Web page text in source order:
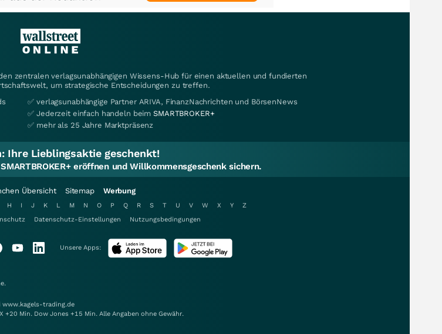
zentralen verlagsunabhängigen Wissens-Hub für einen aktuellen und fundierten
um strategische Entscheidungen zu treffen.
✅ verlagsunabhängige Partner ARIVA, FinanzNachrichten und BörsenNews
✅ Jederzeit einfach handeln beimSMARTBROKER+
✅ mehr als 25 Jahre Marktpräsenz
Ihre Lieblingsaktie geschenkt!
eröffnen und Willkommensgeschenk sichern.
Übersicht Sitemap Werbung
H I J K L M N O P Q R S T U V W X Y
Z
Datenschutz-Einstellungen Nutzungsbedingungen
Unsere Apps:
www.kagels-trading.de
+20 Min. Dow Jones +15 Min. Alle Angaben ohne Gewähr.